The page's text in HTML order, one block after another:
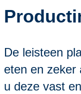
De leisteen
eten en zeker
u deze vast